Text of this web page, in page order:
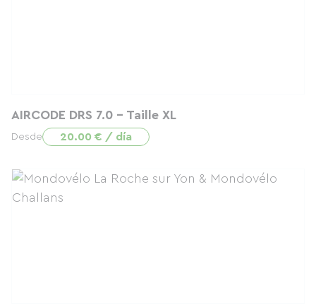
AIRCODE DRS 7.0 - Taille XL
Desde 20.00 € / día